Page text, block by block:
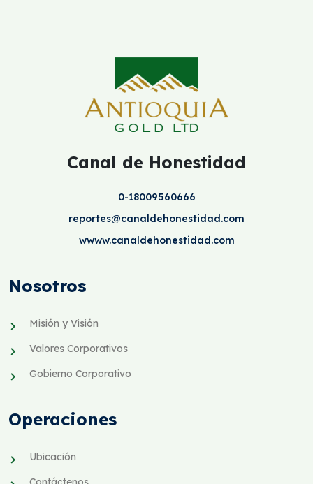
Canal de Honestidad
0-18009560666
reportes@canaldehonestidad.com
wwww.canaldehonestidad.com
Nosotros
Misión y Visión
Valores Corporativos
Gobierno Corporativo
Operaciones
Ubicación